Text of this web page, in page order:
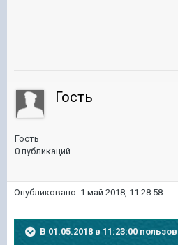
Гость
Гость
0 публикаций
Опубликовано: 1 май 2018, 11:28:58
В 01.05.2018 в 11:23:00